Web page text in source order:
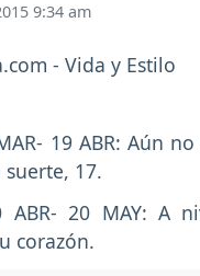
9:34 am
19 ABR: Aún
17.
ABR- 20 MAY: A
corazón.